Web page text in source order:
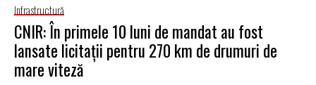
Infrastructură
CNIR: În primele 10 luni de mandat au fost
lansate licitații pentru 270 km de drumuri de
mare viteză